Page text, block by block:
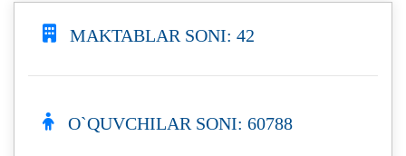
MAKTABLAR SONI: 42
O`QUVCHILAR SONI: 60788